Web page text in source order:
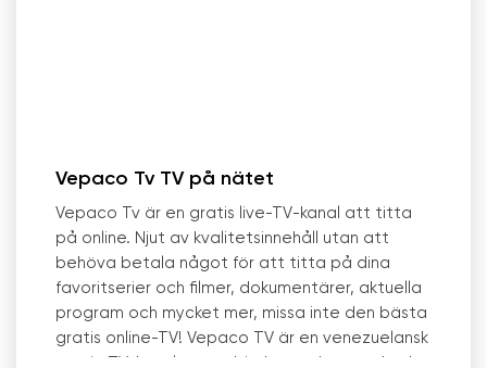
Vepaco Tv TV på nätet
Vepaco Tv är en gratis live-TV-kanal att titta
på online. Njut av kvalitetsinnehåll utan att
behöva betala något för att titta på dina
favoritserier och filmer, dokumentärer, aktuella
program och mycket mer, missa inte den bästa
gratis online-TV! Vepaco TV är en venezuelansk